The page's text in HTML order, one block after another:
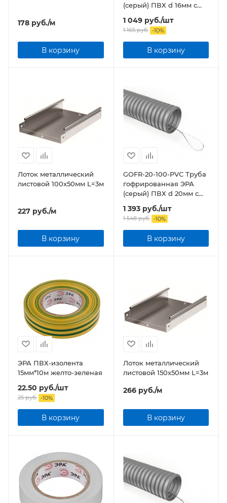
178 руб./м
В корзину
(серый) ПВХ d 16мм с
зонд. легкая 100м бухта
1 049руб./шт
1 165руб. -10%
В корзину
Лоток металлический
листовой 100x50мм L=3м
227 руб./м
В корзину
GOFR-20-100-PVС Труба
гофрированная ЭРА
(серый) ПВХ d 20мм с
зонд. легкая 100м бухта
1 393руб./шт
1 548руб. -10%
В корзину
ЭРА ПВХ-изолента
15мм*10м желто-зеленая
22.50 руб./шт
25руб. -10%
В корзину
Лоток металлический
листовой 150x50мм L=3м
266руб./м
В корзину